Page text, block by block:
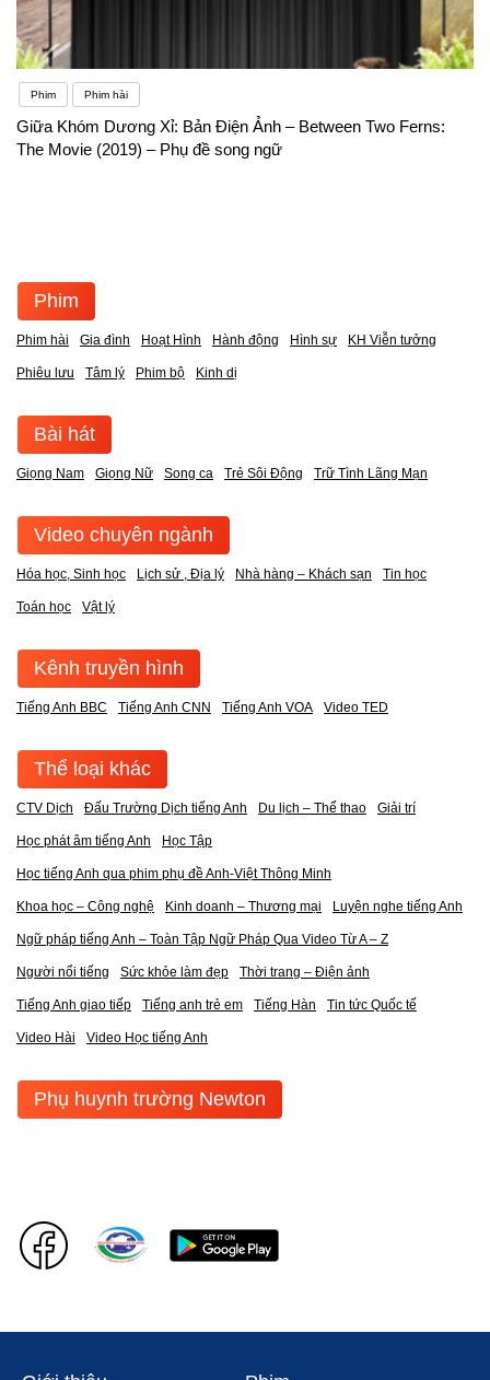
Phim Phim hài
Giữa Khóm Dương Xỉ: Bản Điện Ảnh – Between Two Ferns:
The Movie (2019) – Phụ đề song ngữ
Phim
Phim hài Gia đình Hoạt Hình Hành động Hình sự KH Viễn tưởng
Phiêu lưu Tâm lý Phim bộ Kinh dị
Bài hát
Giọng Nam Giọng Nữ Song ca Trẻ Sôi Động Trữ Tình Lãng Mạn
Video chuyên ngành
Hóa học, Sinh học Lịch sử , Địa lý Nhà hàng – Khách sạn Tin học
Toán học Vật lý
Kênh truyền hình
Tiếng Anh BBC Tiếng Anh CNN Tiếng Anh VOA Video TED
Thể loại khác
CTV Dịch Đấu Trường Dịch tiếng Anh Du lịch – Thể thao Giải trí
Học phát âm tiếng Anh Học Tập
Học tiếng Anh qua phim phụ đề Anh-Việt Thông Minh
Khoa học – Công nghệ Kinh doanh – Thương mại Luyện nghe tiếng Anh
Ngữ pháp tiếng Anh – Toàn Tập Ngữ Pháp Qua Video Từ A – Z
Người nổi tiếng Sức khỏe làm đẹp Thời trang – Điện ảnh
Tiếng Anh giao tiếp Tiếng anh trẻ em Tiếng Hàn Tin tức Quốc tế
Video Hài Video Học tiếng Anh
Phụ huynh trường Newton